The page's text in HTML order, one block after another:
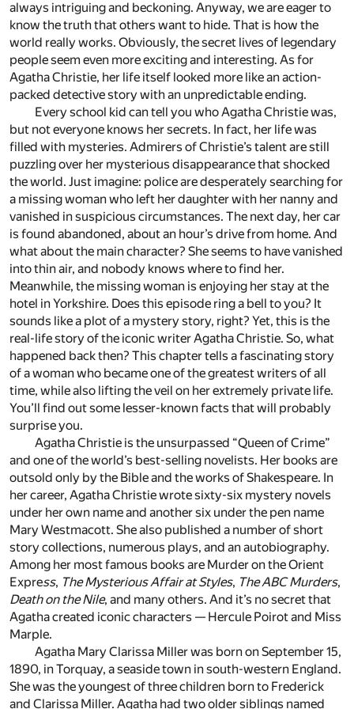
always intriguing and beckoning. Anyway, we are eager to
know the truth that others want to hide. That is how the
world really works. Obviously, the secret lives of legendary
people seem even more exciting and interesting. As for
Agatha Christie, her life itself looked more like an action-
packed detective story with an unpredictable ending.
Every school kid can tell you who Agatha Christie was,
but not everyone knows her secrets. In fact, her life was
filled with mysteries. Admirers of Christie’s talent are still
puzzling over her mysterious disappearance that shocked
the world. Just imagine: police are desperately searching for
a missing woman who left her daughter with her nanny and
vanished in suspicious circumstances. The next day, her car
is found abandoned, about an hour’s drive from home. And
what about the main character? She seems to have vanished
into thin air, and nobody knows where to find her.
Meanwhile, the missing woman is enjoying her stay at the
hotel in Yorkshire. Does this episode ring a bell to you? It
sounds like a plot of a mystery story, right? Yet, this is the
real-life story of the iconic writer Agatha Christie. So, what
happened back then? This chapter tells a fascinating story
of a woman who became one of the greatest writers of all
time, while also lifting the veil on her extremely private life.
You’ll find out some lesser-known facts that will probably
surprise you.
Agatha Christie is the unsurpassed “Queen of Crime”
and one of the world’s best-selling novelists. Her books are
outsold only by the Bible and the works of Shakespeare. In
her career, Agatha Christie wrote sixty-six mystery novels
under her own name and another six under the pen name
Mary Westmacott. She also published a number of short
story collections, numerous plays, and an autobiography.
Among her most famous books are Murderon the Orient
Express, The Mysterious Affair at Styles, The ABC Murders,
Death on the Nile, and many others. And it’s no secret that
Agatha created iconic characters — Hercule Poirot and Miss
Marple.
Agatha Mary Clarissa Miller was born on September 15,
1890, in Torquay, a seaside town in south-western England.
She was the youngest of three children born to Frederick
and Clarissa Miller. Agatha had two older siblings named